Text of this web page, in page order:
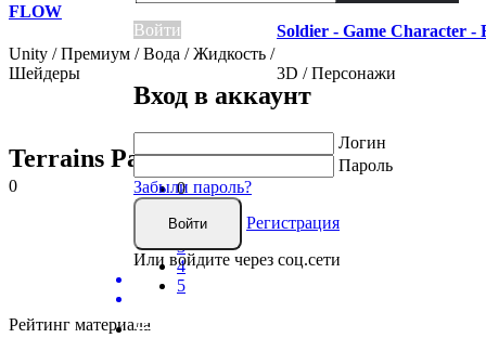
Войти
Вход в аккаунт
Логин
Пароль
Забыли пароль?
Войти
Регистрация
Или войдите через соц.сети
FLOW
Unity / Премиум / Вода / Жидкость /
Шейдеры
Soldier - Game Character -
3D / Персонажи
Terrains Pack Vol.1
0
0
2
3
4
5
Рейтинг материала